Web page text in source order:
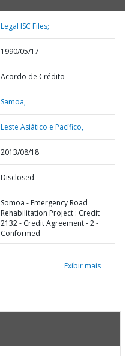
Legal ISC Files;
1990/05/17
Acordo de Crédito
Samoa,
Leste Asiático e Pacífico,
2013/08/18
Disclosed
Somoa - Emergency Road
Rehabilitation Project : Credit
2132 - Credit Agreement - 2 -
Conformed
Exibir mais